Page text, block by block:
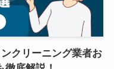
クリーニング業者お